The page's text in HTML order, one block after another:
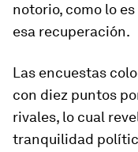
notorio, como lo
esa recuperación.
Las encuestas
con diez puntos
rivales, lo cual
tranquilidad